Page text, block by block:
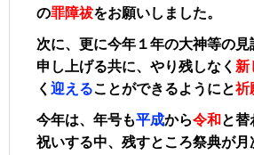
の罪障祓をお願いしました。
次に、更に今年１年の大神等の見
申し上げる共に、 やり残しなく 新
く 迎えることができるようにと祈
今年は、年号も平成から令和 と替
祝いする中、残すところ祭典が